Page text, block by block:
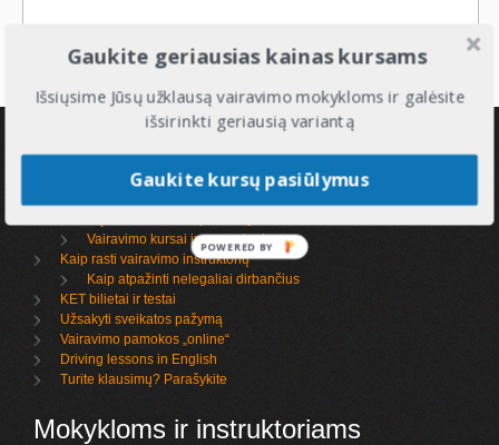
Informacija
Vairavimo kursai ir egzaminai
Kaip rasti vairavimo instruktorių
Kaip atpažinti nelegaliai dirbančius
KET bilietai ir testai
Užsakyti sveikatos pažymą
Vairavimo pamokos „online“
Driving lessons in English
Turite klausimų? Parašykite
Mokykloms ir instruktoriams
Gaukite geriausias kainas kursams
Išsiųsime Jūsų užklausą vairavimo mokykloms ir galėsite
išsirinkti geriausią variantą
Gaukite kursų pasiūlymus
POWERED BY